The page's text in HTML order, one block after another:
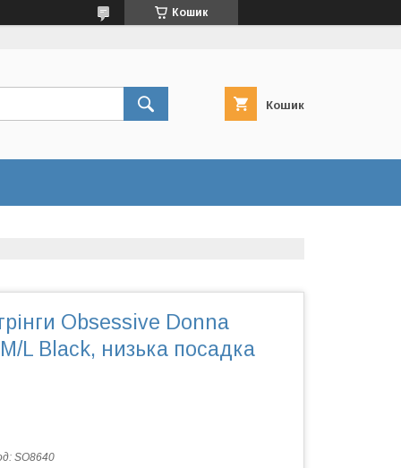
Кошик
Кошик
Obsessive Donna
L Black, низька посадка
SO8640